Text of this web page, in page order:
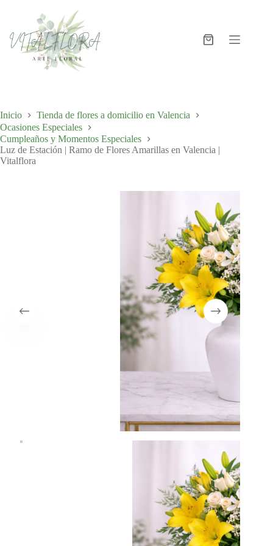
Inicio
Tienda de flores a domicilio en Valencia
Ocasiones Especiales
Cumpleaños y Momentos Especiales
Luz de Estación | Ramo de Flores Amarillas en Valencia |
Vitalflora